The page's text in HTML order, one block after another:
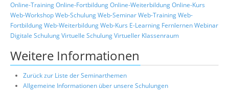
Online-TrainingOnline-FortbildungOnline-WeiterbildungOnline-Kurs
Web-WorkshopWeb-SchulungWeb-SeminarWeb-TrainingWeb-
FortbildungWeb-WeiterbildungWeb-Kurs E-Learning FernlernenWebinar
Digitale SchulungVirtuelle SchulungVirtueller Klassenraum
Weitere Informationen
Zurück zur Liste der Seminarthemen
Allgemeine Informationen über unsere Schulungen